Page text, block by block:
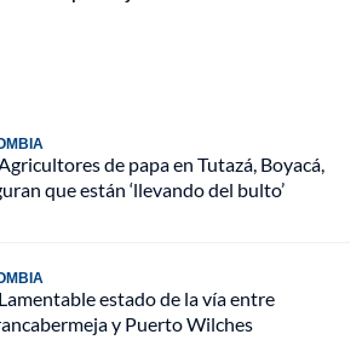
Agricultores de papa en Tutazá, Boyacá,
que están ‘llevando del bulto’
Lamentable estado de la vía entre
y Puerto Wilches